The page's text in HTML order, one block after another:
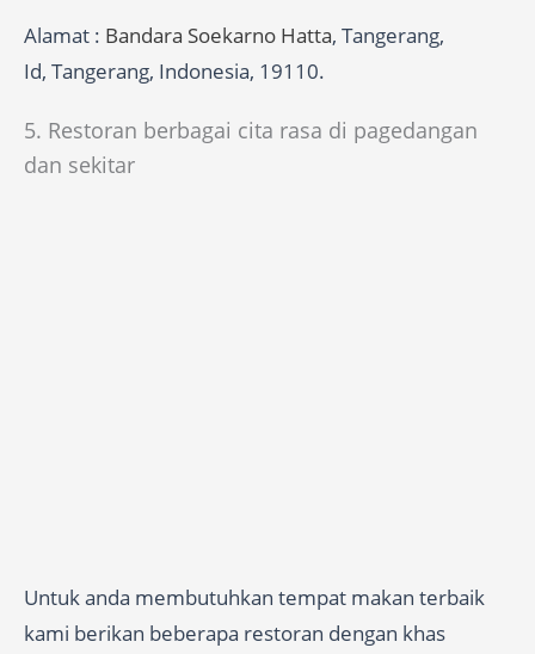
Alamat : Bandara Soekarno Hatta, Tangerang,
Id, Tangerang, Indonesia, 19110.
5. Restoran berbagai cita rasa di pagedangan
dan sekitar
Untuk anda membutuhkan tempat makan terbaik
kami berikan beberapa restoran dengan khas